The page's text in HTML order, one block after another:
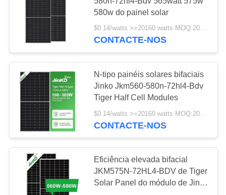
Off Grid Solar
System Kit
No jogo do sistema
solar da grade
580w do painel solar
$0.14/watts >=20160 watts MOQ:20160 watts
CONTACTE-NOS
N-tipo painéis solares bifaciais
Jinko Jkm560-580n-72hl4-Bdv
Tiger Half Cell Modules
CONTACTE-NOS
Eficiência elevada bifacial
JKM575N-72HL4-BDV de Tiger
Solar Panel do módulo de Jinko